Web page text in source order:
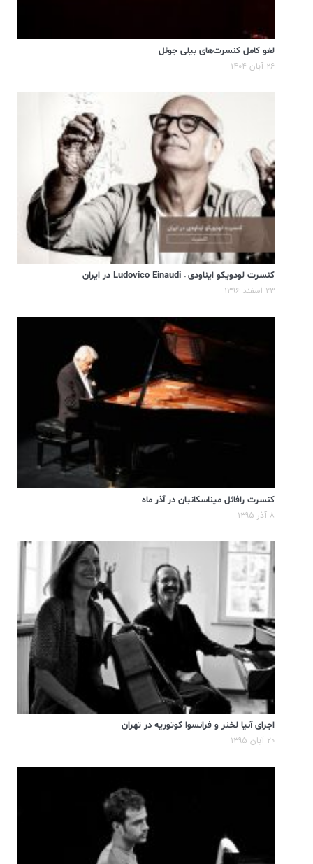
لغو کامل کنسرت‌های بیلی جوئل
۲۶ آبان ۱۴۰۴
کنسرت لودویکو ایناودی – Ludovico Einaudi در ایران
۲۳ اسفند ۱۳۹۶
کنسرت رافائل میناسکانیان در آذر ماه
۸ آذر ۱۳۹۵
اجرای آنیا لخنر و فرانسوا کوتوریه در تهران
۲۰ آبان ۱۳۹۵